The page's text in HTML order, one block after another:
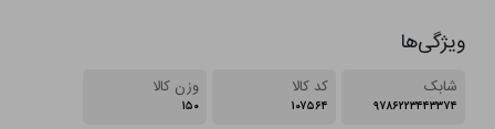
ویژگی‌ها
شابک
۹۷۸۶۲۲۳۴۴۳۳۷۴
کد کالا
۱۰۷۵۶۴
وزن کالا
۱۵۰